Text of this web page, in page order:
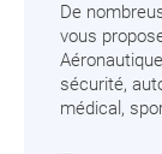
De
vous
sécurité,
médical,